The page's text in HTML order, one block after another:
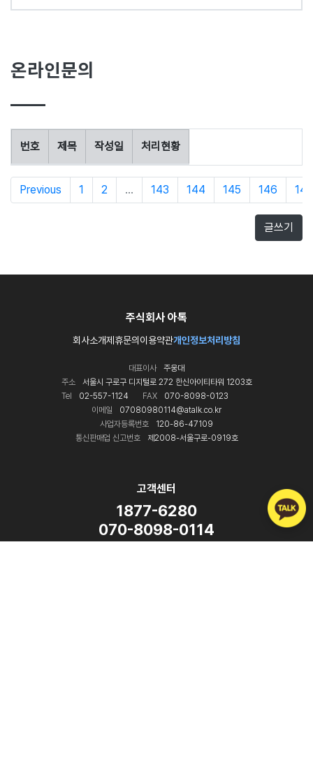
온라인문의
번호 제목 작성일 처리현황
Previous 1 2 ... 143 144 145 146 147
글쓰기
주식회사 아톡
회사소개제휴문의 이용약관개인정보처리방침
대표이사
주웅대
주소
서울시 구로구 디지털로 272 한신아이티타워 1203호
Tel
02-557-1124 FAX
070-8098-0123
이메일
07080980114@atalk.co.kr
사업자등록번호
120-86-47109
통신판매업 신고번호
제2008-서울구로-0919호
고객센터
1877-6280
070-8098-0114